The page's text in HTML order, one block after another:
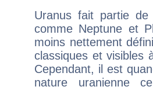
Uranus fait partie
comme Neptune et
moins nettement
classiques et visibles
Cependant, il est
nature uranienne